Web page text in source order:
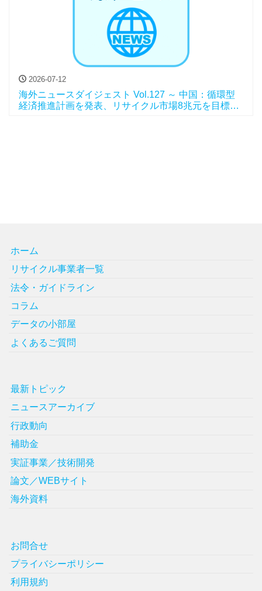
2026-07-12
海外ニュースダイジェスト Vol.127 ～ 中国：循環型
経済推進計画を発表、リサイクル市場8兆元を目標
ホーム
リサイクル事業者一覧
法令・ガイドライン
コラム
データの小部屋
よくあるご質問
最新トピック
ニュースアーカイブ
行政動向
補助金
実証事業／技術開発
論文／WEBサイト
海外資料
お問合せ
プライバシーポリシー
利用規約